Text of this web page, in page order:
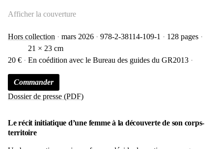
Afficher la couverture
Hors collection mars 2026 978-2-38114-109-1 128 pages
20 €
21 × 23 cm
En coédition avec le Bureau des guides du GR2013
Commander
Dossier de presse (PDF)
Le récit initiatique d’une femme à la découverte de son corps-
territoire